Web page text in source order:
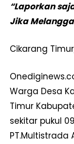
“Laporkan
Jika
Cikarang
Warga Desa
Timur
sekitar pukul
PT.Multistrada